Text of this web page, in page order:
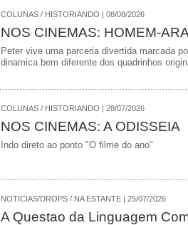
COLUNAS / HISTORIANDO | 08/08/2026
NOS CINEMAS: HOMEM-
Peter vive uma parceria divertida marcada
dinamica bem diferente dos quadrinhos
COLUNAS / HISTORIANDO | 28/07/2026
NOS CINEMAS: A ODISSEIA
Indo direto ao ponto "O filme do ano"
NOTICIAS/DROPS / NA ESTANTE | 25/07/2026
A Questao da Linguagem